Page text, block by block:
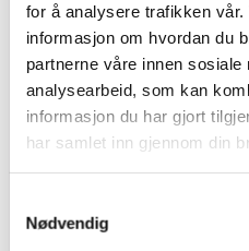
for å analysere trafikken
informasjon om hvordan du
partnerne våre innen sosiale
analysearbeid, som kan
informasjon du har gjort
har samlet inn gjennom din
Nødvendig